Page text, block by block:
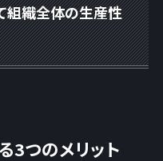
組織全体の生産性
3つのメリット